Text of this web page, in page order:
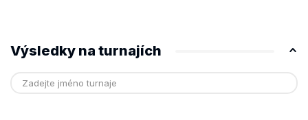
Výsledky na turnajích